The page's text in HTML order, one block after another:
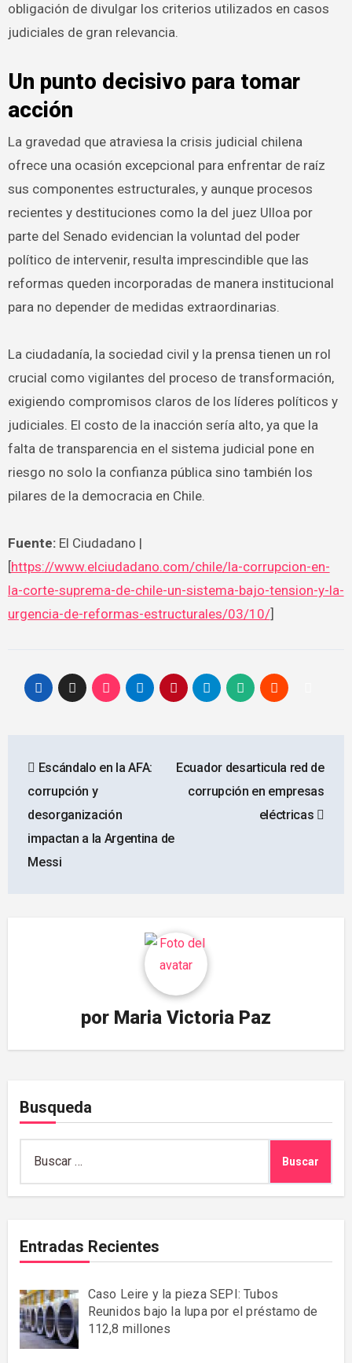
obligación de divulgar los criterios utilizados en casos
judiciales de gran relevancia.
Un punto decisivo para tomar
acción
La gravedad que atraviesa la crisis judicial chilena
ofrece una ocasión excepcional para enfrentar de raíz
sus componentes estructurales, y aunque procesos
recientes y destituciones como la del juez Ulloa por
parte del Senado evidencian la voluntad del poder
político de intervenir, resulta imprescindible que las
reformas queden incorporadas de manera institucional
para no depender de medidas extraordinarias.
La ciudadanía, la sociedad civil y la prensa tienen un rol
crucial como vigilantes del proceso de transformación,
exigiendo compromisos claros de los líderes políticos y
judiciales. El costo de la inacción sería alto, ya que la
falta de transparencia en el sistema judicial pone en
riesgo no solo la confianza pública sino también los
pilares de la democracia en Chile.
Fuente:El Ciudadano |
[https://www.elciudadano.com/chile/la-corrupcion-en-
la-corte-suprema-de-chile-un-sistema-bajo-tension-y-la-
urgencia-de-reformas-estructurales/03/10/]
de
entradas
Escándalo en la AFA:
corrupción y
desorganización
impactan a la Argentina de
Messi
Ecuador desarticula red de
corrupción en empresas
eléctricas
por Maria Victoria Paz
Busqueda
Entradas Recientes
Caso Leire y la pieza SEPI: Tubos
Reunidos bajo la lupa por el préstamo de
112,8 millones